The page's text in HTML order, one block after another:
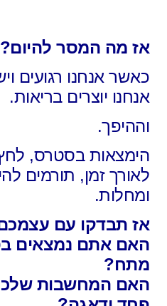
אז מה המסר להיום?
כאשר אנחנו רגועים
אנחנו יוצרים בריאות.
וההיפך.
הימצאות בסטרס,
לאורך זמן, תורמים
ומחלות.
אז תבדקו עם
האם אתם נמצאים
מתח?
האם המחשבות שלכם